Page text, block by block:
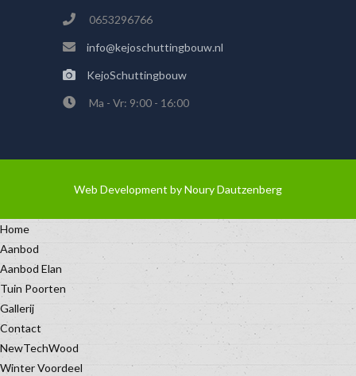
0653296766
info@kejoschuttingbouw.nl
KejoSchuttingbouw
Ma - Vr: 9:00 - 16:00
Web Development byNoury Dautzenberg
Home
Aanbod
Aanbod Elan
Tuin Poorten
Gallerij
Contact
NewTechWood
Winter Voordeel